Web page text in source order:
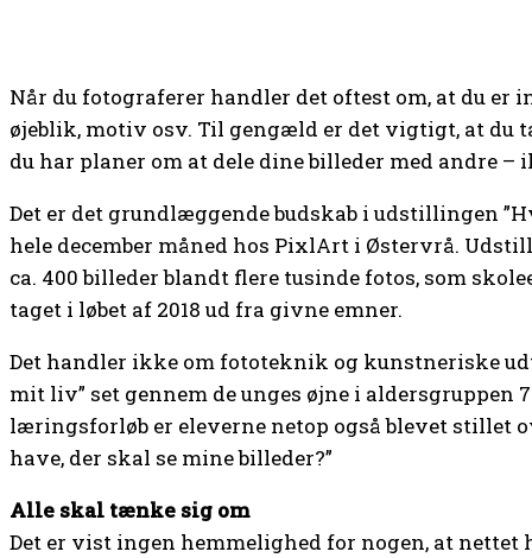
Når du fotograferer handler det oftest om, at du
øjeblik, motiv osv. Til gengæld er det vigtigt, at
du har planer om at dele dine billeder med andre
Det er det grundlæggende budskab i udstillingen
hele december måned hos PixlArt i Østervrå.
ca. 400 billeder blandt flere tusinde fotos, som
taget i løbet af 2018 ud fra givne emner.
Det handler ikke om fototeknik og kunstneriske
mit liv” set gennem de unges øjne i aldersgruppen
læringsforløb er eleverne netop også blevet stillet
have, der skal se mine billeder?”
Alle skal tænke sig om
Det er vist ingen hemmelighed for nogen, at nettet